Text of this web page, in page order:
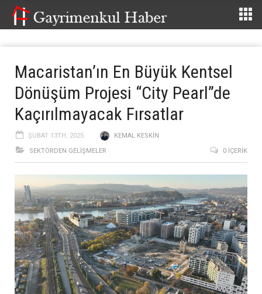
Macaristan’ın En Büyük Kentsel
Dönüşüm Projesi “City Pearl”de
Kaçırılmayacak Fırsatlar
ŞUBAT 13TH, 2025
KEMAL KESKIN
SEKTÖRDEN GELIŞMELER
0 İÇERIK